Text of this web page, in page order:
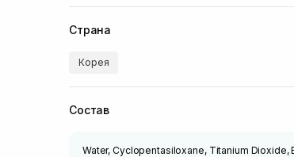
Страна
Корея
Состав
Water, Cyclopentasiloxane, Titanium